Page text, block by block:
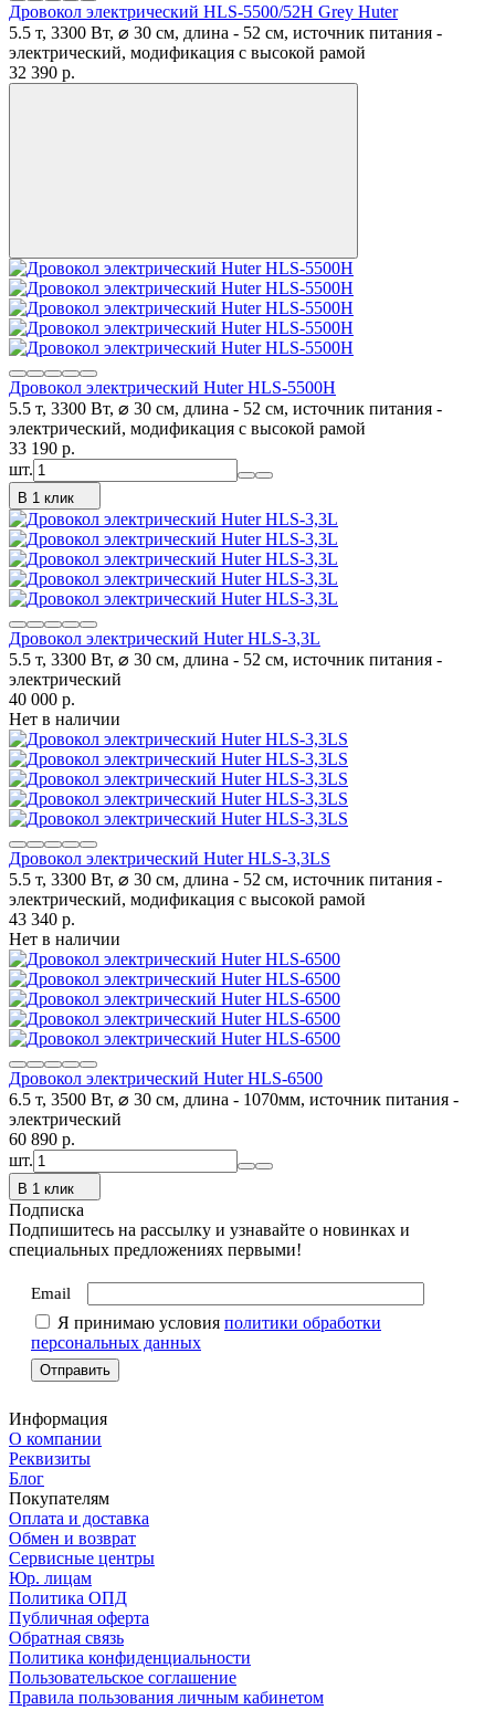
Дровокол электрический HLS-5500/52H Grey Huter
5.5 т, 3300 Вт, ⌀ 30 см, длина - 52 см, источник питания -
электрический, модификация с высокой рамой
32 390 p.
Дровокол электрический Huter HLS-5500H
5.5 т, 3300 Вт, ⌀ 30 см, длина - 52 см, источник питания -
электрический, модификация с высокой рамой
33 190 p.
шт.
В 1 клик
Дровокол электрический Huter HLS-3,3L
5.5 т, 3300 Вт, ⌀ 30 см, длина - 52 см, источник питания -
электрический
40 000 p.
Нет в наличии
Дровокол электрический Huter HLS-3,3LS
5.5 т, 3300 Вт, ⌀ 30 см, длина - 52 см, источник питания -
электрический, модификация с высокой рамой
43 340 p.
Нет в наличии
Дровокол электрический Huter HLS-6500
6.5 т, 3500 Вт, ⌀ 30 см, длина - 1070мм, источник питания -
электрический
60 890 p.
шт.
В 1 клик
Подписка
Подпишитесь на рассылку и узнавайте о новинках и
специальных предложениях первыми!
Email
Я принимаю условия политики обработки
персональных данных
Информация
О компании
Реквизиты
Блог
Покупателям
Оплата и доставка
Обмен и возврат
Сервисные центры
Юр. лицам
Политика ОПД
Публичная оферта
Обратная связь
Политика конфиденциальности
Пользовательское соглашение
Правила пользования личным кабинетом